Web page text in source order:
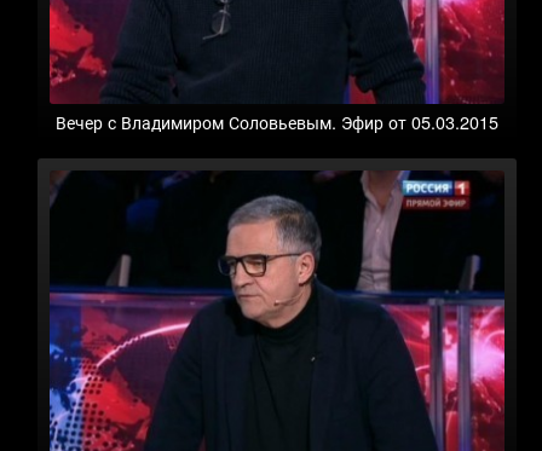
Вечер с Владимиром Соловьевым. Эфир от 05.03.2015